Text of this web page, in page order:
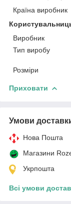
Країна виробник
Виробник
Тип виробу
Розміри
Приховати
Умови
Нова Пошта
Магазини
Укрпошта
Всі умови